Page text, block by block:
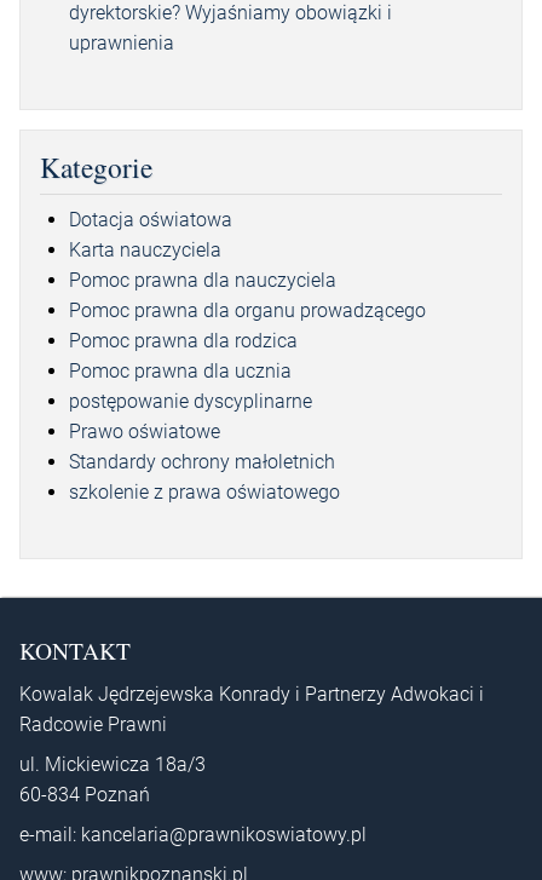
dyrektorskie? Wyjaśniamy obowiązki i
uprawnienia
Kategorie
Dotacja oświatowa
Karta nauczyciela
Pomoc prawna dla nauczyciela
Pomoc prawna dla organu prowadzącego
Pomoc prawna dla rodzica
Pomoc prawna dla ucznia
postępowanie dyscyplinarne
Prawo oświatowe
Standardy ochrony małoletnich
szkolenie z prawa oświatowego
KONTAKT
Kowalak Jędrzejewska Konrady i Partnerzy Adwokaci i
Radcowie Prawni
ul. Mickiewicza 18a/3
60-834 Poznań
e-mail: kancelaria@prawnikoswiatowy.pl
www: prawnikpoznanski.pl